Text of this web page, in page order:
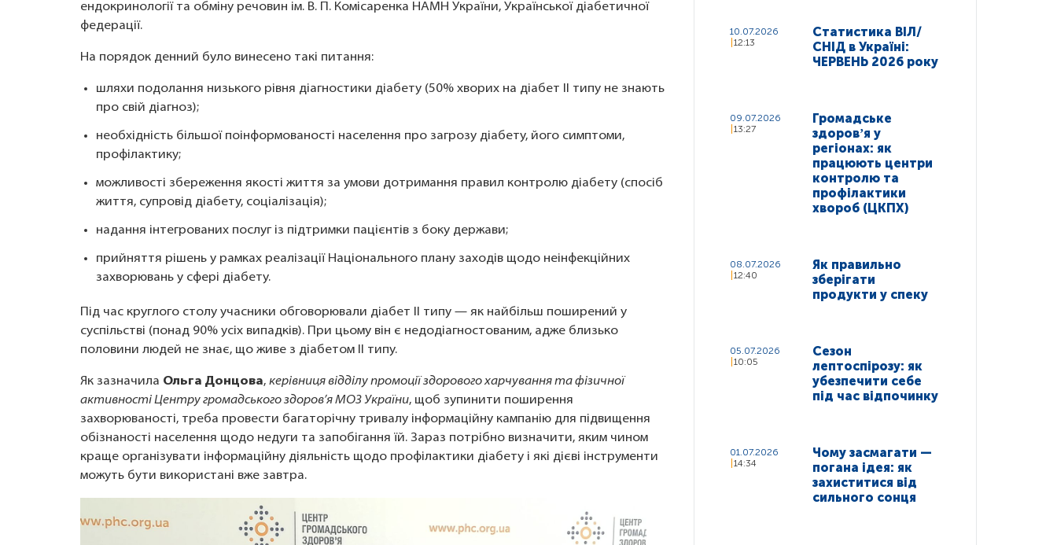
ендокринології та обміну речовин ім. В. П. Комісаренка НАМН України, Української діабетичної
федерації.
На порядок денний було винесено такі питання:
шляхи подолання низького рівня діагностики діабету (50% хворих на діабет ІІ типу не знають
про свій діагноз);
необхідність більшої поінформованості населення про загрозу діабету, його симптоми,
профілактику;
можливості збереження якості життя за умови дотримання правил контролю діабету (спосіб
життя, супровід діабету, соціалізація);
надання інтегрованих послуг із підтримки пацієнтів з боку держави;
прийняття рішень у рамках реалізації Національного плану заходів щодо неінфекційних
захворювань у сфері діабету.
Під час круглого столу учасники обговорювали діабет ІІ типу — як найбільш поширений у
суспільстві (понад 90% усіх випадків). При цьому він є недодіагностованим, адже близько
половини людей не знає, що живе з діабетом ІІ типу.
Як зазначила Ольга Донцова, керівниця відділу промоції здорового харчування та фізичної
активності Центру громадського здоров’я МОЗ України, щоб зупинити поширення
захворюваності, треба провести багаторічну тривалу інформаційну кампанію для підвищення
обізнаності населення щодо недуги та запобігання їй. Зараз потрібно визначити, яким чином
краще організувати інформаційну діяльність щодо профілактики діабету і які дієві інструменти
можуть бути використані вже завтра.
10.07.2026
12:13
Статистика ВІЛ/
СНІД в Україні:
ЧЕРВЕНЬ 2026 року
09.07.2026
13:27
Громадське
здоровʼя у
регіонах: як
працюють центри
контролю та
профілактики
хвороб (ЦКПХ)
08.07.2026
12:40
Як правильно
зберігати
продукти у спеку
05.07.2026
10:05
Сезон
лептоспірозу: як
убезпечити себе
під час відпочинку
01.07.2026
14:34
Чому засмагати —
погана ідея: як
захиститися від
сильного сонця